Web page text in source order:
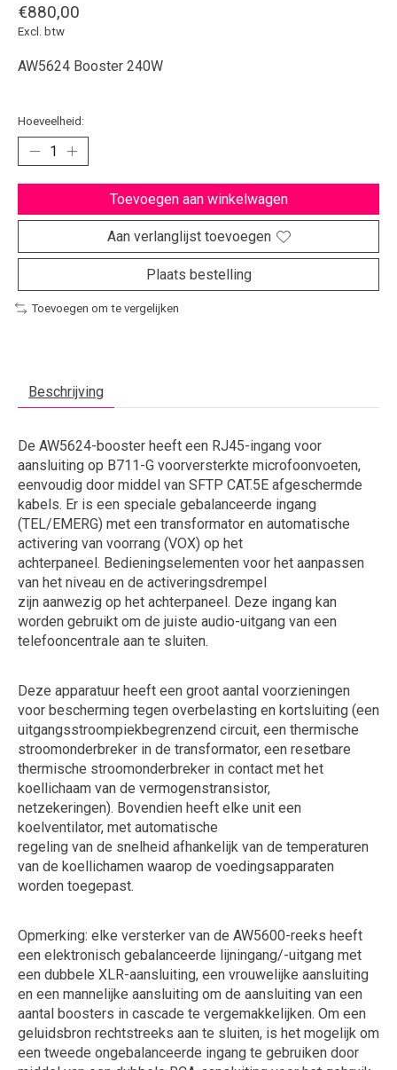
€880,00
Excl. btw
AW5624 Booster 240W
Hoeveelheid:
Toevoegen aan winkelwagen
Aan verlanglijst toevoegen
Plaats bestelling
Toevoegen om te vergelijken
Beschrijving
De AW5624-booster heeft een RJ45-ingang voor
aansluiting op B711-G voorversterkte microfoonvoeten,
eenvoudig door middel van SFTP CAT.5E afgeschermde
kabels. Er is een speciale gebalanceerde ingang
(TEL/EMERG) met een transformator en automatische
activering van voorrang (VOX) op het
achterpaneel. Bedieningselementen voor het aanpassen
van het niveau en de activeringsdrempel
zijn aanwezig op het achterpaneel. Deze ingang kan
worden gebruikt om de juiste audio-uitgang van een
telefooncentrale aan te sluiten.
Deze apparatuur heeft een groot aantal voorzieningen
voor bescherming tegen overbelasting en kortsluiting (een
uitgangsstroompiekbegrenzend circuit, een thermische
stroomonderbreker in de transformator, een resetbare
thermische stroomonderbreker in contact met het
koellichaam van de vermogenstransistor,
netzekeringen). Bovendien heeft elke unit een
koelventilator, met automatische
regeling van de snelheid afhankelijk van de temperaturen
van de koellichamen waarop de voedingsapparaten
worden toegepast.
Opmerking: elke versterker van de AW5600-reeks heeft
een elektronisch gebalanceerde lijningang/-uitgang met
een dubbele XLR-aansluiting, een vrouwelijke aansluiting
en een mannelijke aansluiting om de aansluiting van een
aantal boosters in cascade te vergemakkelijken. Om een ​​
geluidsbron rechtstreeks aan te sluiten, is het mogelijk om
een ​​tweede ongebalanceerde ingang te gebruiken door